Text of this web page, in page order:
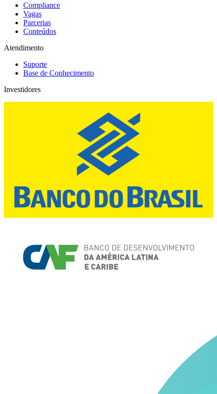
Compliance
Vagas
Parcerias
Conteúdos
Atendimento
Suporte
Base de Conhecimento
Investidores